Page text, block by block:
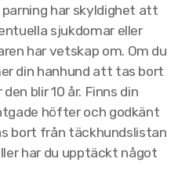
har skyldighet att
sjukdomar eller
har vetskap om. Om du
din hanhund att tas bort
blir 10 år. Finns din
höfter och godkänt
bort från täckhundslistan
har du upptäckt något